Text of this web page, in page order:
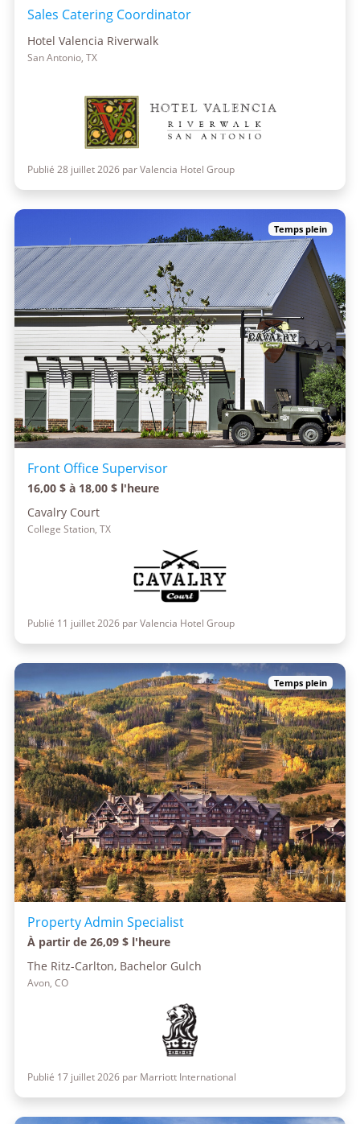
Sales Catering Coordinator
Hotel Valencia Riverwalk
San Antonio, TX
Publié 28 juillet 2026 par Valencia Hotel Group
Temps plein
Front Office Supervisor
16,00 $ à 18,00 $ l'heure
Cavalry Court
College Station, TX
Publié 11 juillet 2026 par Valencia Hotel Group
Temps plein
Property Admin Specialist
À partir de 26,09 $ l'heure
The Ritz-Carlton, Bachelor Gulch
Avon, CO
Publié 17 juillet 2026 par Marriott International